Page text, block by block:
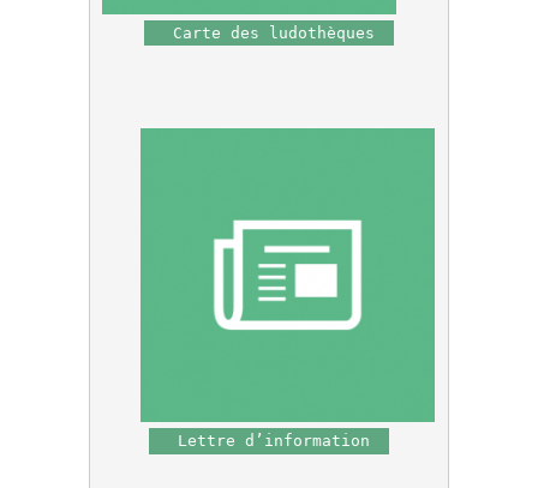
Carte des ludothèques
Lettre d’information